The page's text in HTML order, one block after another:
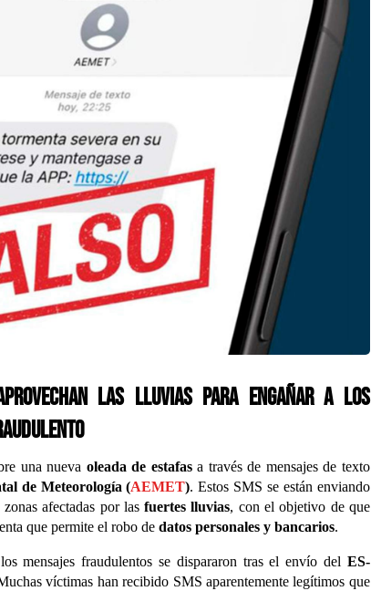
las lluvias para engañar a los
una nueva oleada de estafasa través de mensajes de texto
de Meteorología (AEMET). Estos SMS se están enviando
afectadas por lasfuertes lluvias, con el objetivo de que
que permite el robo dedatos personales y bancarios.
mensajes fraudulentos se dispararon tras el envío del ES-
víctimas han recibido SMS aparentemente legítimos que